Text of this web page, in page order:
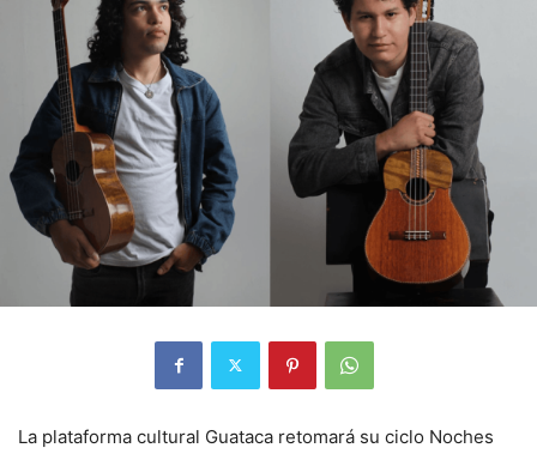
La plataforma cultural Guataca retomará su ciclo Noches